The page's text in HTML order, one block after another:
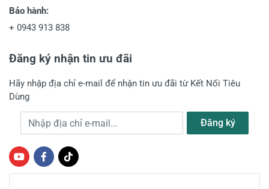
Bảo hành:
+ 0943 913 838
Đăng ký nhận tin ưu đãi
Hãy nhập địa chỉ e-mail để nhận tin ưu đãi từ Kết Nối Tiêu
Dùng
Địa chỉ e-mail Đăng ký